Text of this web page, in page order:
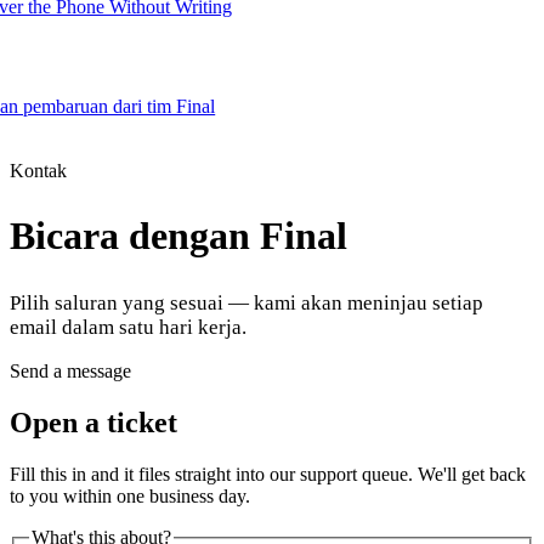
the Phone Without Writing
pembaruan dari tim Final
Merchant Hub ManageManage your business
PayFair & easy payments RunMake any device your POS
custom capabilities
Flows
Hardware Pricing
Kontak
Bicara dengan Final
Pilih saluran yang sesuai — kami akan meninjau setiap
email dalam satu hari kerja.
Send a message
Open a ticket
Fill this in and it files straight into our support queue. We'll get back
to you within one business day.
What's this about?